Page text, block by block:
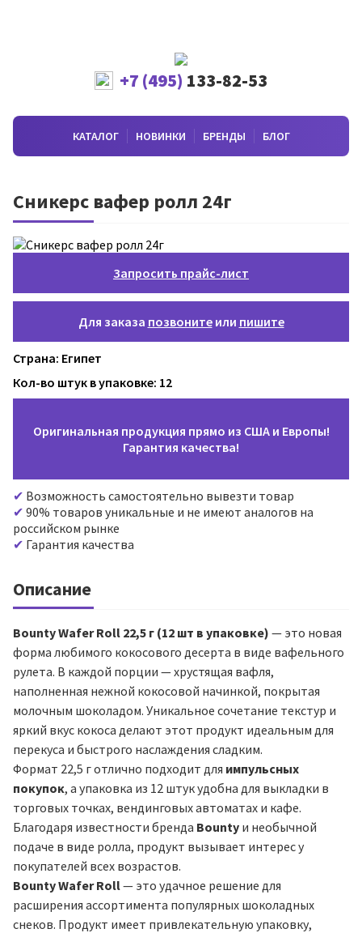
+7 (495) 133-82-53
КАТАЛОГ НОВИНКИ БРЕНДЫ БЛОГ
Сникерс вафер ролл 24г
Запросить прайс-лист
Для заказа позвонитеили пишите
Страна: Египет
Кол-во штук в упаковке: 12
Оригинальная продукция прямо из США и Европы!
Гарантия качества!
Возможность самостоятельно вывезти товар
90% товаров уникальные и не имеют аналогов на
российском рынке
Гарантия качества
Описание
Bounty Wafer Roll 22,5 г (12 шт в упаковке) — это новая
форма любимого кокосового десерта в виде вафельного
рулета. В каждой порции — хрустящая вафля,
наполненная нежной кокосовой начинкой, покрытая
молочным шоколадом. Уникальное сочетание текстур и
яркий вкус кокоса делают этот продукт идеальным для
перекуса и быстрого наслаждения сладким.
Формат 22,5 г отлично подходит для импульсных
покупок, а упаковка из 12 штук удобна для выкладки в
торговых точках, вендинговых автоматах и кафе.
Благодаря известности бренда Bounty и необычной
подаче в виде ролла, продукт вызывает интерес у
покупателей всех возрастов.
Bounty Wafer Roll— это удачное решение для
расширения ассортимента популярных шоколадных
снеков. Продукт имеет привлекательную упаковку,